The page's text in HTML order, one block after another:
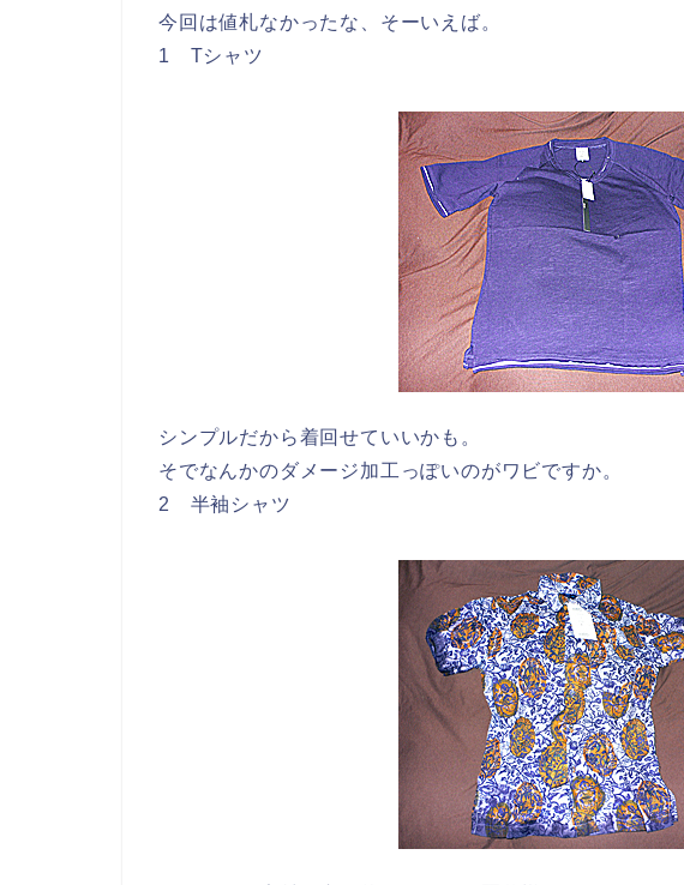
今回は値札なかったな、そーいえば。
1 Tシャツ
シンプルだから着回せていいかも。
そでなんかのダメージ加工っぽいのがワビですか。
2 半袖シャツ